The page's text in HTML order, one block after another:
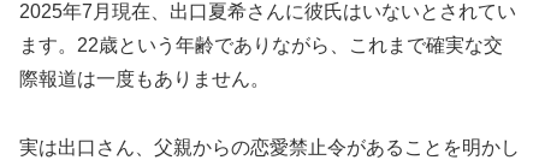
2025年7月現在、出口夏希さんに彼氏はいないとされてい
ます。22歳という年齢でありながら、これまで確実な交
際報道は一度もありません。
実は出口さん、父親からの恋愛禁止令があることを明かし